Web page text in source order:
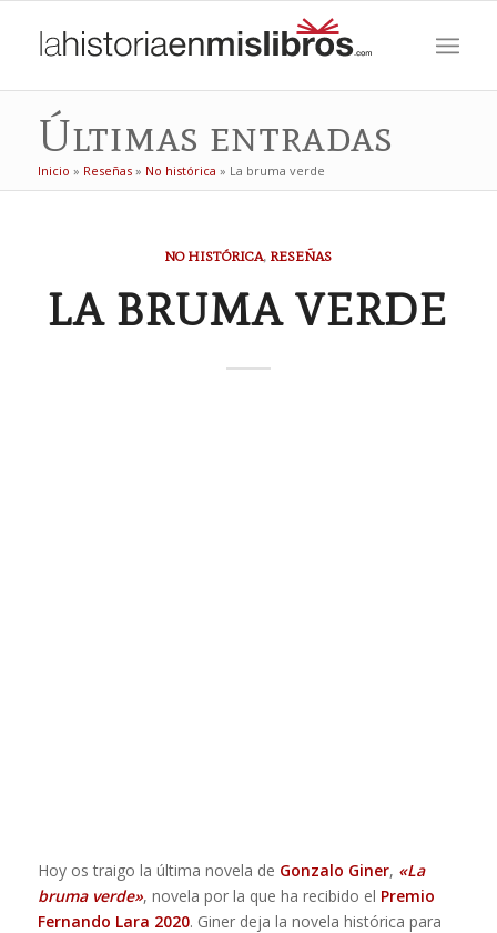
Últimas entradas
Inicio » Reseñas» No histórica » La bruma verde
NO HISTÓRICA, RESEÑAS
LA BRUMA VERDE
Hoy os traigo la última novela de Gonzalo Giner, «La
bruma verde», novela por la que ha recibido el Premio
Fernando Lara 2020. Giner deja la novela histórica para